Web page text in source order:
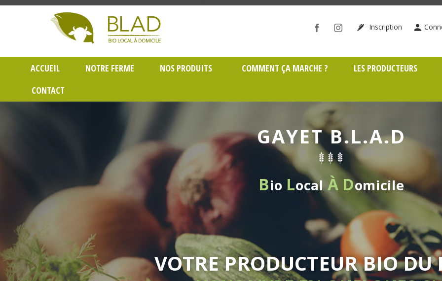
Inscription
ACCUEIL NOTRE FERME NOS PRODUITS COMMENT ÇA MARCHE ? LES PRODUCTEURS
CONTACT
GAYET B.L.A.D
Bio LocalÀ Domicile
BIO DU RHÔNE
CLICS